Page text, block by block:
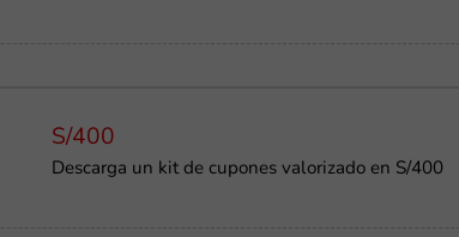
S/400
Descarga un kit de cupones valorizado en S/400